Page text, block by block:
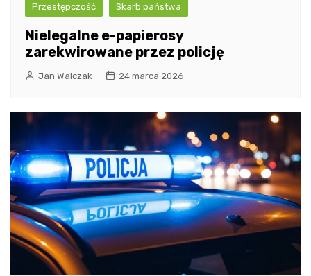
Przestępczość Skarb państwa
Nielegalne e-papierosy
zarekwirowane przez policję
Jan Walczak 24 marca 2026